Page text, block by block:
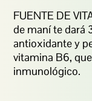
FUENTE DE
de maní te dará
antioxidante y
vitamina B6,
inmunológico.